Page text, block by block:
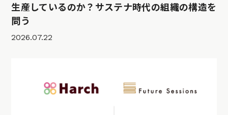
生産しているのか？サステナ時代の組織の構造を
問う
2026.07.22